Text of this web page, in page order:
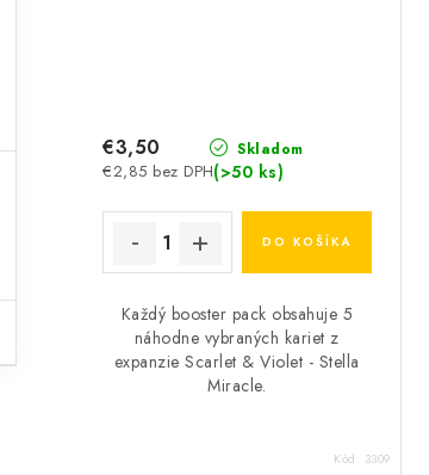
Skladom
(>50 ks)
€2,85 bez DPH
€3,50
DO KOŠÍKA
Každý booster pack obsahuje 5
náhodne vybraných kariet z
expanzie Scarlet & Violet - Stella
Miracle.
Kód: 3309